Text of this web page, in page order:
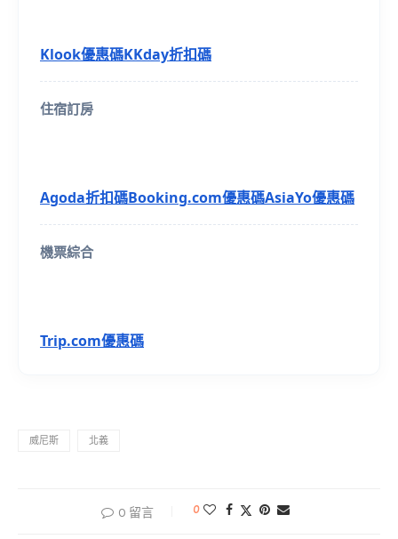
Klook優惠碼KKday折扣碼
住宿訂房
Agoda折扣碼Booking.com優惠碼AsiaYo優惠碼
機票綜合
Trip.com優惠碼
威尼斯 北義
0 留言 0